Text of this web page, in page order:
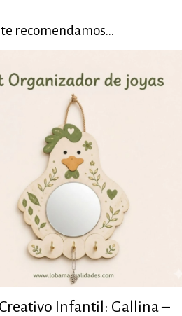
recomendamos…
Infantil: Gallina –